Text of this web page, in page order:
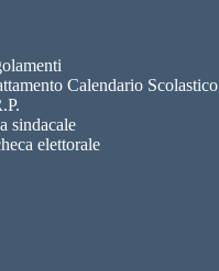
Calendario Scolastico
sindacale
elettorale